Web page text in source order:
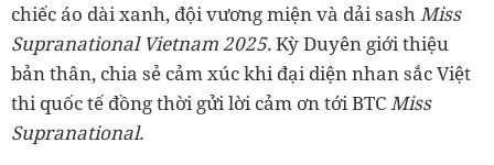
chiếc áo dài xanh, đội vương miện và dải sashMiss
Supranational Vietnam 2025.Kỳ Duyên giới thiệu
bản thân, chia sẻ cảm xúc khi đại diện nhan sắc Việt
thi quốc tế đồng thời gửi lời cảm ơn tới BTCMiss
Supranational.